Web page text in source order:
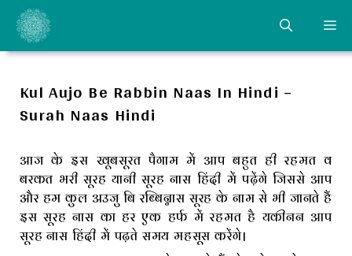
Skip
content
Kul Aujo Be Rabbin Naas In Hindi –
Surah Naas Hindi
आज के इस खूबसूरत पैगाम में आप बहुत ही रहमत व
बरकत भरी सूरह यानी सूरह नास हिंदी में पढ़ेंगे जिससे आप
और हम कुल अउजु बि रब्बिन्नास सूरह के नाम से भी जानते हैं
इस सूरह नास का हर एक हर्फ में रहमत है यकीनन आप
सूरह नास हिंदी में पढ़ते समय महसूस करेंगे।